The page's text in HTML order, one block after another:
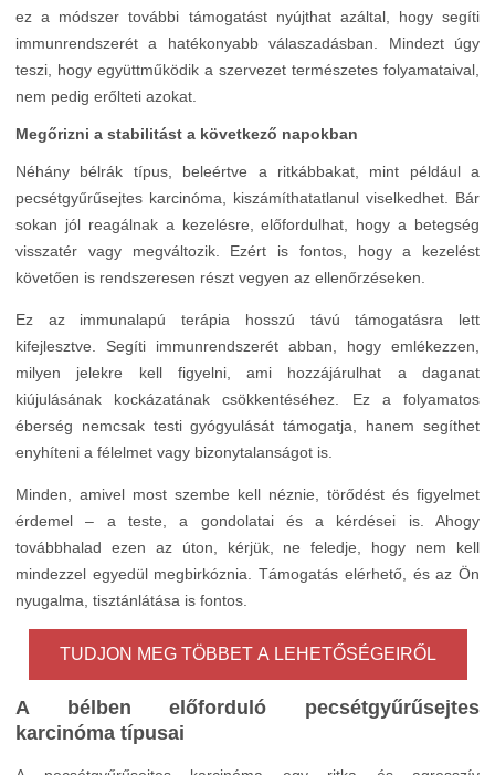
ez a módszer további támogatást nyújthat azáltal, hogy segíti
immunrendszerét a hatékonyabb válaszadásban. Mindezt úgy
teszi, hogy együttműködik a szervezet természetes folyamataival,
nem pedig erőlteti azokat.
Megőrizni a stabilitást a következő napokban
Néhány bélrák típus, beleértve a ritkábbakat, mint például a
pecsétgyűrűsejtes karcinóma, kiszámíthatatlanul viselkedhet. Bár
sokan jól reagálnak a kezelésre, előfordulhat, hogy a betegség
visszatér vagy megváltozik. Ezért is fontos, hogy a kezelést
követően is rendszeresen részt vegyen az ellenőrzéseken.
Ez az immunalapú terápia hosszú távú támogatásra lett
kifejlesztve. Segíti immunrendszerét abban, hogy emlékezzen,
milyen jelekre kell figyelni, ami hozzájárulhat a daganat
kiújulásának kockázatának csökkentéséhez. Ez a folyamatos
éberség nemcsak testi gyógyulását támogatja, hanem segíthet
enyhíteni a félelmet vagy bizonytalanságot is.
Minden, amivel most szembe kell néznie, törődést és figyelmet
érdemel – a teste, a gondolatai és a kérdései is. Ahogy
továbbhalad ezen az úton, kérjük, ne feledje, hogy nem kell
mindezzel egyedül megbirkóznia. Támogatás elérhető, és az Ön
nyugalma, tisztánlátása is fontos.
TUDJON MEG TÖBBET A LEHETŐSÉGEIRŐL
A bélben előforduló pecsétgyűrűsejtes
karcinóma típusai